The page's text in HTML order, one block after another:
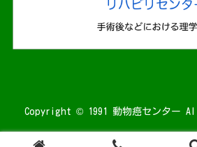
Copyright © 1991 動物癌センター